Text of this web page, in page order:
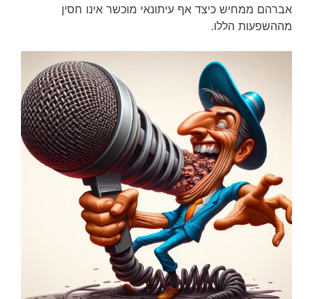
אברהם ממחיש כיצד אף עיתונאי מוכשר אינו חסין
מההשפעות הללו.